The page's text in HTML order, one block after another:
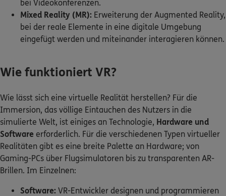
bei Videokonferenzen.
Mixed Reality (MR): Erweiterung der Augmented Reality,
bei der reale Elemente in eine digitale Umgebung
eingefügt werden und miteinander interagieren können.
Wie funktioniert VR?
Wie lässt sich eine virtuelle Realität herstellen? Für die
Immersion, das völlige Eintauchen des Nutzers in die
simulierte Welt, ist einiges an Technologie, Hardware und
Software erforderlich. Für die verschiedenen Typen virtueller
Realitäten gibt es eine breite Palette an Hardware; von
Gaming-PCs über Flugsimulatoren bis zu transparenten AR-
Brillen. Im Einzelnen:
Software: VR-Entwickler designen und programmieren